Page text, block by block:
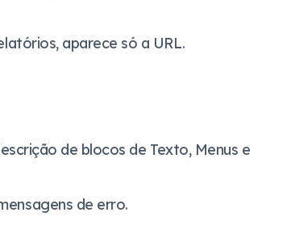
aparece só a URL.
de blocos de Texto, Menus e
de erro.